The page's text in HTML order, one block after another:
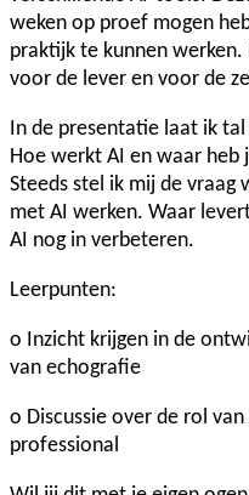
weken op proef mogen
praktijk te kunnen werken.
voor de lever en voor de
In de presentatie laat ik
Hoe werkt AI en waar heb
Steeds stel ik mij de
met AI werken. Waar
AI nog in verbeteren.
Leerpunten:
o Inzicht krijgen in de
van echografie
o Discussie over de rol
professional